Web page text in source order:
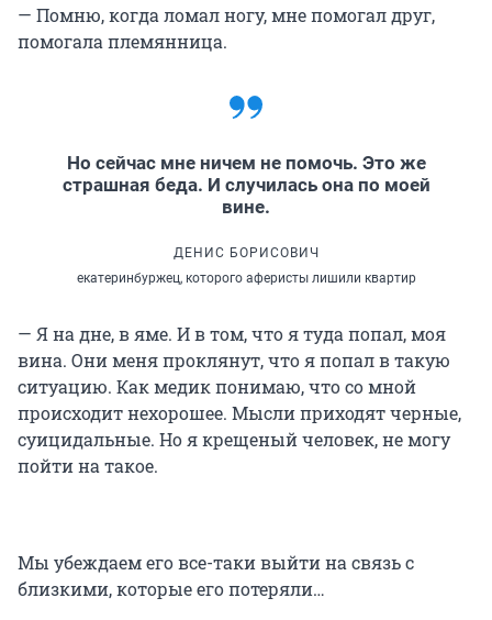
— Помню, когда ломал ногу, мне помогал друг,
помогала племянница.
Но сейчас мне ничем не помочь. Это же
страшная беда. И случилась она по моей
вине.
ДЕНИС БОРИСОВИЧ
екатеринбуржец, которого аферисты лишили квартир
— Я на дне, в яме. И в том, что я туда попал, моя
вина. Они меня проклянут, что я попал в такую
ситуацию. Как медик понимаю, что со мной
происходит нехорошее. Мысли приходят черные,
суицидальные. Но я крещеный человек, не могу
пойти на такое.
Мы убеждаем его все-таки выйти на связь с
близкими, которые его потеряли…